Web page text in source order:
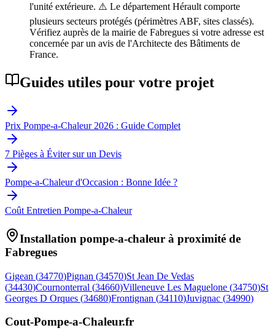
l'unité extérieure. ⚠️ Le département Hérault comporte
plusieurs secteurs protégés (périmètres ABF, sites classés).
Vérifiez auprès de la mairie de Fabregues si votre adresse est
concernée par un avis de l'Architecte des Bâtiments de
France.
Guides utiles pour votre projet
Prix Pompe-a-Chaleur 2026 : Guide Complet
7 Pièges à Éviter sur un Devis
Pompe-a-Chaleur d'Occasion : Bonne Idée ?
Coût Entretien Pompe-a-Chaleur
Installation pompe-a-chaleur à proximité de
Fabregues
Gigean (34770)Pignan (34570)St Jean De Vedas
(34430)Cournonterral (34660)Villeneuve Les Maguelone (34750)St
Georges D Orques (34680)Frontignan (34110)Juvignac (34990)
Cout-Pompe-a-Chaleur.fr